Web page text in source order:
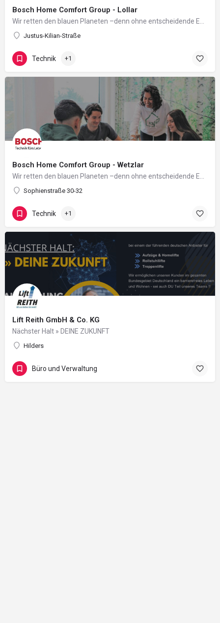
Bosch Home Comfort Group - Lollar
Justus-Kilian-Straße
Technik +1
Bosch Home Comfort Group - Wetzlar
Sophienstraße 30-32
Technik +1
Lift Reith GmbH & Co. KG
Nächster Halt » DEINE ZUKUNFT
Hilders
Büro und Verwaltung